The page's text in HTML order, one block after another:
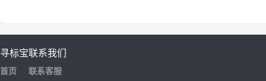
寻标宝
首页
联系我们
联系客服